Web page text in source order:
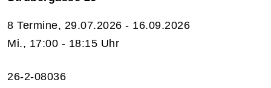
8 Termine, 29.07.2026 - 16.09.2026
Mi., 17:00 - 18:15 Uhr
26-2-08036